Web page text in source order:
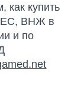
как купить
ЕС, ВНЖ в
и по